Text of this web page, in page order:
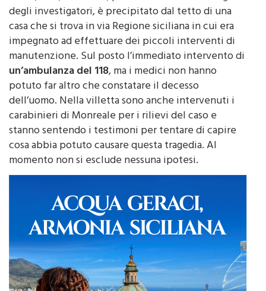
casa che si trova in via Regione siciliana in cui era
impegnato ad effettuare dei piccoli interventi di
manutenzione. Sul posto l’immediato intervento di
un’ambulanza del 118, ma i medici non hanno
potuto far altro che constatare il decesso
dell’uomo. Nella villetta sono anche intervenuti i
carabinieri di Monreale per i rilievi del caso e
stanno sentendo i testimoni per tentare di capire
cosa abbia potuto causare questa tragedia. Al
momento non si esclude nessuna ipotesi.